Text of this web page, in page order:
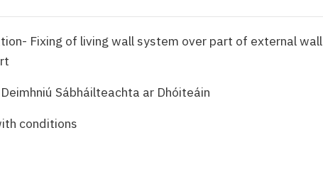
Fixing of living wall system over part of external wall
Sábháilteachta ar Dhóiteáin
conditions